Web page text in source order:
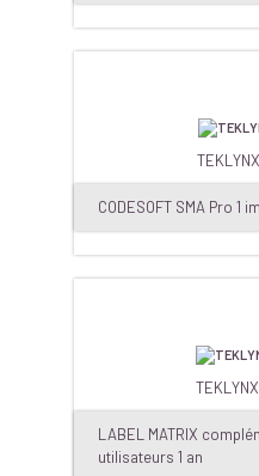
CODESOFT SMA Pro 1
LABEL MATRIX
utilisateurs 1 an